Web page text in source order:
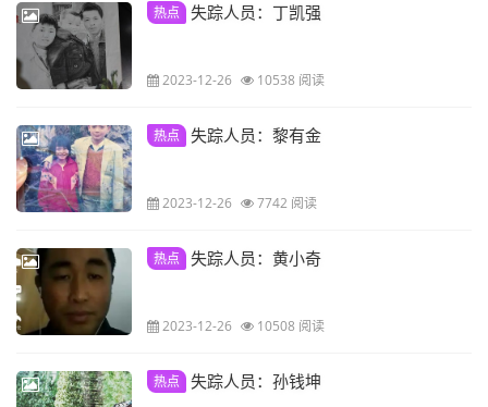
热点 失踪人员：丁凯强
2023-12-26 10538 阅读
热点 失踪人员：黎有金
2023-12-26 7742 阅读
热点 失踪人员：黄小奇
2023-12-26 10508 阅读
热点 失踪人员：孙钱坤